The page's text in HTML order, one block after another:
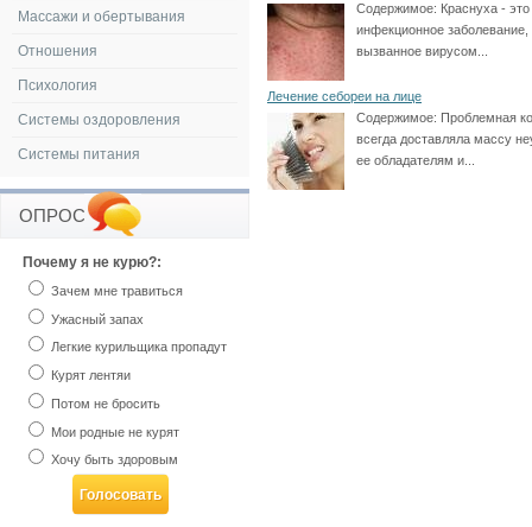
Содержимое: Краснуха -
инфекционное заболевание,
вызванное вирусом...
Лечение себореи на лице
Содержимое: Проблемная
всегда доставляла массу
ее обладателям и...
Массажи и обертывания
Отношения
Психология
Системы оздоровления
Системы питания
ОПРОС
Почему я не курю?:
Зачем мне травиться
Ужасный запах
Легкие курильщика пропадут
Курят лентяи
Потом не бросить
Мои родные не курят
Хочу быть здоровым